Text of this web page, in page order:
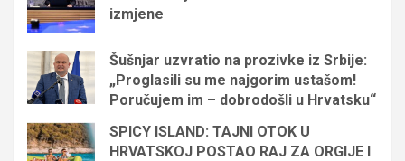
izmjene
Šušnjar uzvratio na prozivke iz Srbije:
„Proglasili su me najgorim ustašom!
Poručujem im – dobrodošli u Hrvatsku“
SPICY ISLAND: TAJNI OTOK U
HRVATSKOJ POSTAO RAJ ZA ORGIJE I